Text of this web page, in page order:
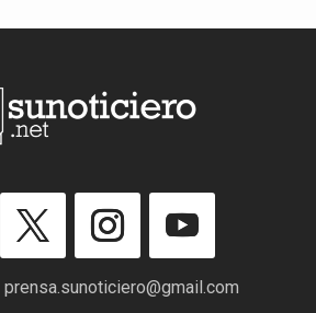
prensa.sunoticiero@gmail.com